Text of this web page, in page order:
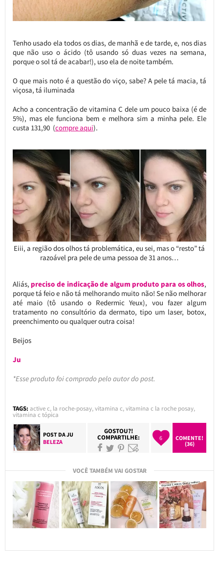
Tenho usado ela todos os dias, de manhã e de tarde, e, nos dias
que não uso o ácido (tô usando só duas vezes na semana,
porque o sol tá de acabar!), uso ela de noite também.
O que mais noto é a questão do viço, sabe? A pele tá macia, tá
viçosa, tá iluminada
Acho a concentração de vitamina C dele um pouco baixa (é de
5%), mas ele funciona bem e melhora sim a minha pele. Ele
custa 131,90 (compre aqui).
Eiii, a região dos olhos tá problemática, eu sei, mas o “resto” tá
razoável pra pele de uma pessoa de 31 anos…
Aliás, preciso de indicação de algum produto para os olhos,
porque tá feio e não tá melhorando muito não! Se não melhorar
até maio (tô usando o Redermic Yeux), vou fazer algum
tratamento no consultório da dermato, tipo um laser, botox,
preenchimento ou qualquer outra coisa!
Beijos
Ju
*Esse produto foi comprado pelo autor do post.
TAGS: active c, la roche-posay,vitamina c,vitamina c la roche posay,
vitamina c tópica
POST DAJU
BELEZA
GOSTOU?!
COMPARTILHE: 6
COMENTE!
(36)
VOCÊ TAMBÉM VAI GOSTAR